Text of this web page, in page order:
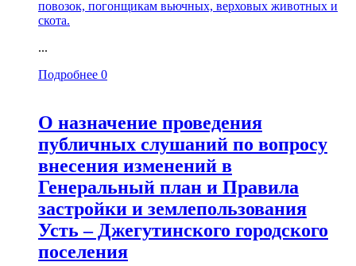
...
Подробнее 0
О назначение проведения
публичных слушаний по вопросу
внесения изменений в
Генеральный план и Правила
застройки и землепользования
Усть – Джегутинского городского
поселения